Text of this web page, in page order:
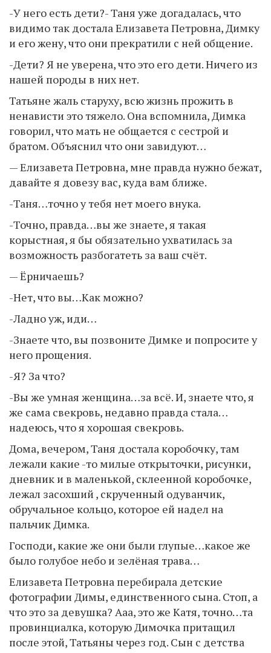
-У него есть дети?- Таня уже догадалась, что
видимо так достала Елизавета Петровна, Димку
и его жену, что они прекратили с ней общение.
-Дети? Я не уверена, что это его дети. Ничего из
нашей породы в них нет.
Татьяне жаль старуху, всю жизнь прожить в
ненависти это тяжело. Она вспомнила, Димка
говорил, что мать не общается с сестрой и
братом. Объяснил что они завидуют…
— Елизавета Петровна, мне правда нужно бежат,
давайте я довезу вас, куда вам ближе.
-Таня…точно у тебя нет моего внука.
-Точно, правда…вы же знаете, я такая
корыстная, я бы обязательно ухватилась за
возможность разбогатеть за ваш счёт.
— Ёрничаешь?
-Нет, что вы…Как можно?
-Ладно уж, иди…
-Знаете что, вы позвоните Димке и попросите у
него прощения.
-Я? За что?
-Вы же умная женщина…за всё. И, знаете что, я
же сама свекровь, недавно правда стала…
надеюсь, что я хорошая свекровь.
Дома, вечером, Таня достала коробочку, там
лежали какие -то милые открыточки, рисунки,
дневник и в маленькой, склеенной коробочке,
лежал засохший , скрученный одуванчик,
обручальное кольцо, которое ей надел на
пальчик Димка.
Господи, какие же они были глупые…какое же
было голубое небо и зелёная трава…
Елизавета Петровна перебирала детские
фотографии Димы, единственного сына. Стоп, а
что это за девушка? Ааа, это же Катя, точно…та
провинциалка, которую Димочка притащил
после этой, Татьяны через год. Сын с детства